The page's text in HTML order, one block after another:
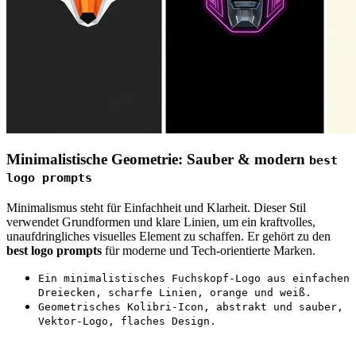
Minimalistische Geometrie: Sauber & modern best
logo prompts
Minimalismus steht für Einfachheit und Klarheit. Dieser Stil
verwendet Grundformen und klare Linien, um ein kraftvolles,
unaufdringliches visuelles Element zu schaffen. Er gehört zu den
best logo prompts für moderne und Tech-orientierte Marken.
Ein minimalistisches Fuchskopf-Logo aus einfachen
Dreiecken, scharfe Linien, orange und weiß.
Geometrisches Kolibri-Icon, abstrakt und sauber,
Vektor-Logo, flaches Design.